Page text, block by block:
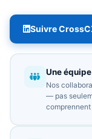
Suivre
Une
Nos
— pas